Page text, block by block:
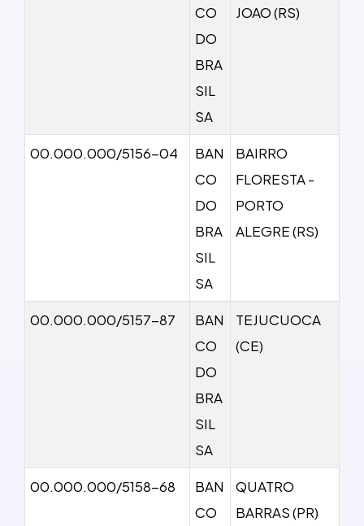
CO
DO
BRA
SIL
SA
JOAO (RS)
00.000.000/5156-04
BAN
CO
DO
BRA
SIL
SA
BAIRRO
FLORESTA -
PORTO
ALEGRE (RS)
00.000.000/5157-87
BAN
CO
DO
BRA
SIL
SA
TEJUCUOCA
(CE)
00.000.000/5158-68
BAN
CO
QUATRO
BARRAS (PR)